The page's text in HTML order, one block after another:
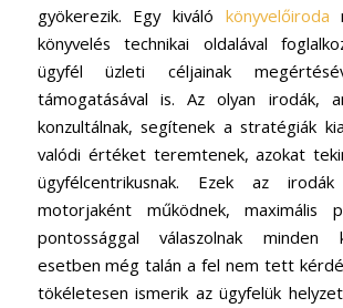
gyökerezik. Egy kiváló könyvelőiroda
könyvelés technikai oldalával
ügyfél üzleti céljainak
támogatásával is. Az olyan irodák,
konzultálnak, segítenek a stratégiák
valódi értéket teremtenek, azokat
ügyfélcentrikusnak. Ezek az
motorjaként működnek, maximális
pontossággal válaszolnak minden
esetben még talán a fel nem tett
tökéletesen ismerik az ügyfelük